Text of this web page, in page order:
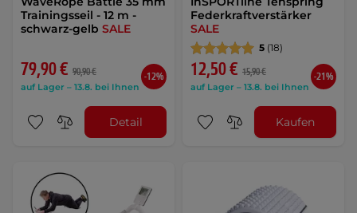
Trainingsseil - 12 m -
schwarz-gelb SALE
79,90 € 90,90 €
auf Lager – 13.8. bei Ihnen
-12%
Detail
Federkraftverstärker
SALE
5 (18)
12,50 € 15,90 €
auf Lager – 13.8. bei Ihnen
-21%
Kaufen